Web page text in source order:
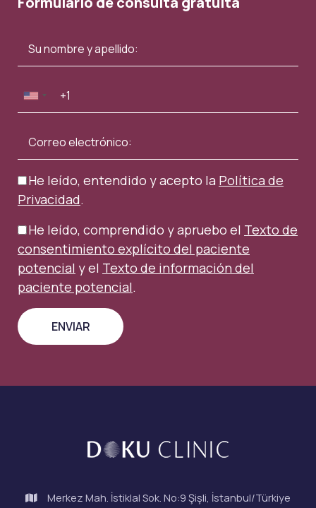
He leído, entendido y acepto la Política de
Privacidad.
He leído, comprendido y apruebo el Texto de
consentimiento explícito del paciente
potencial y el Texto de información del
paciente potencial.
Merkez Mah. İstiklal Sok. No:9 Şişli, İstanbul/Türkiye